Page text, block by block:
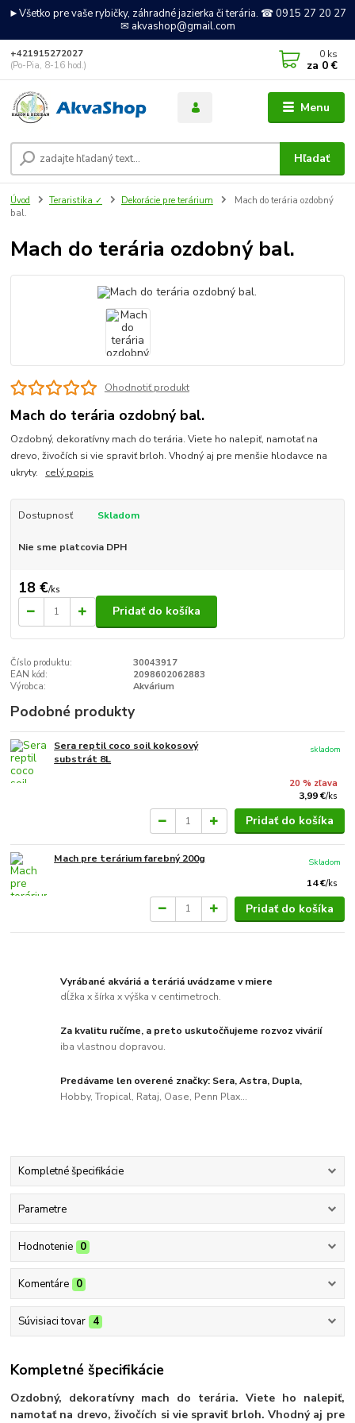
►Všetko pre vaše rybičky, záhradné jazierka či terária. ☎ 0915 27 20 27
✉ akvashop@gmail.com
Menu
Hľadať
+421915272027
(Po-Pia, 8-16 hod.)
0 ks
za 0 €
Úvod Teraristika ✓ Dekorácie pre terárium
Mach do terária ozdobný
bal.
Mach do terária ozdobný bal.
Ohodnotiť produkt
Mach do terária ozdobný bal.
Ozdobný, dekoratívny mach do terária. Viete ho nalepiť, namotať na
drevo, živočích si vie spraviť brloh. Vhodný aj pre menšie hlodavce na
ukryty. celý popis
Dostupnosť Skladom
Nie sme platcovia DPH
18 €/ks
Pridať do košíka
Číslo produktu:
30043917
EAN kód:
2098602062883
Výrobca:
Akvárium
Podobné produkty
Sera reptil coco soil kokosový
substrát 8L
20 % zľava
3,99 €/ks
skladom
Pridať do košíka
Mach pre terárium farebný 200g
14 €/ks
Skladom
Pridať do košíka
Vyrábané akváriá a teráriá uvádzame v miere
dĺžka x šírka x výška v centimetroch.
Za kvalitu ručíme, a preto uskutočňujeme rozvoz vivárií
iba vlastnou dopravou.
Predávame len overené značky: Sera, Astra, Dupla,
Hobby, Tropical, Rataj, Oase, Penn Plax...
Kompletné špecifikácie
Parametre
Hodnotenie 0
Komentáre 0
Súvisiaci tovar 4
Kompletné špecifikácie
Ozdobný, dekoratívny mach do terária. Viete ho nalepiť,
namotať na drevo, živočích si vie spraviť brloh. Vhodný aj pre